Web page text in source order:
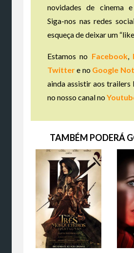
novidades de cinema e
Siga-nos nas redes
esqueça de deixar um
Estamos no Facebook,
Twittere no Google
ainda assistir aos trailers
no nosso canal no
TAMBÉM PODERÁ